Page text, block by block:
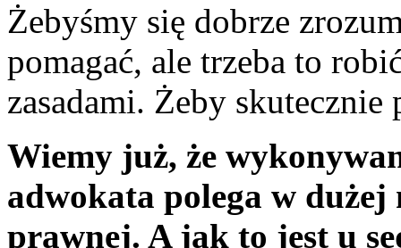
Żebyśmy się dobrze
pomagać, ale trzeba to
zasadami. Żeby skutecznie
Wiemy już, że
adwokata polega w dużej
prawnej. A jak to jest u